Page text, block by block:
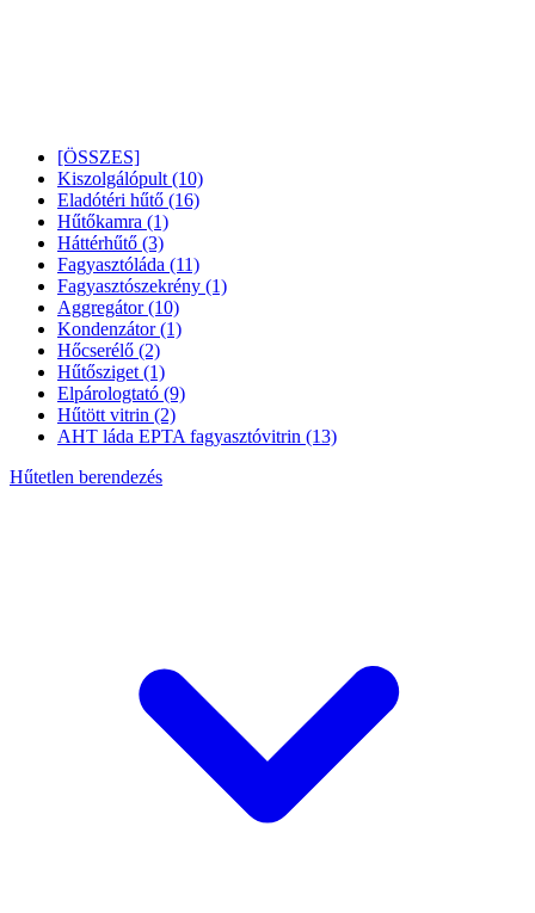
[ÖSSZES]
Kiszolgálópult (10)
Eladótéri hűtő (16)
Hűtőkamra (1)
Háttérhűtő (3)
Fagyasztóláda (11)
Fagyasztószekrény (1)
Aggregátor (10)
Kondenzátor (1)
Hőcserélő (2)
Hűtősziget (1)
Elpárologtató (9)
Hűtött vitrin (2)
AHT láda EPTA fagyasztóvitrin (13)
Hűtetlen berendezés